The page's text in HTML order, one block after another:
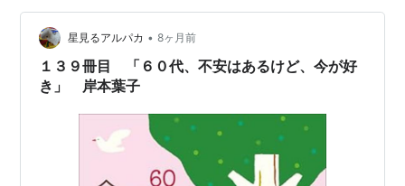
星見るアルパカ • 8ヶ月前
１３９冊目 「６０代、不安はあるけど、今が好
き」 岸本葉子